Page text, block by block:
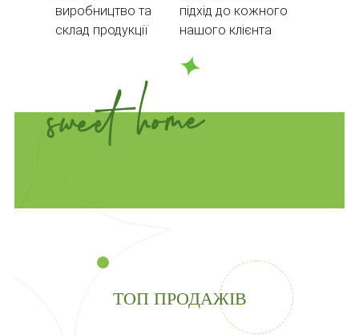
виробництво та
склад продукції
підхід до кожного
нашого клієнта
ТОП ПРОДАЖІВ